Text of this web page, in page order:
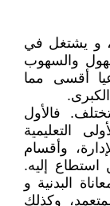
و يشتغل في
والسهوب
أقسى مما
فالأول
التعليمية
وأقسام
استطاع إليه.
البدنية و
وكذلك